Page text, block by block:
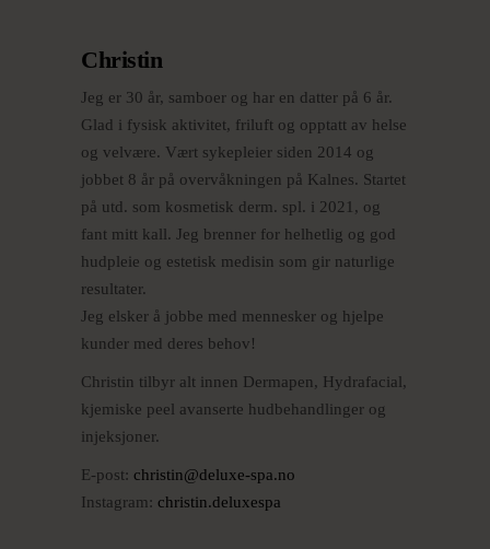
Christin
Jeg er 30 år, samboer og har en datter på 6 år.
Glad i fysisk aktivitet, friluft og opptatt av helse
og velvære. Vært sykepleier siden 2014 og
jobbet 8 år på overvåkningen på Kalnes. Startet
på utd. som kosmetisk derm. spl. i 2021, og
fant mitt kall. Jeg brenner for helhetlig og god
hudpleie og estetisk medisin som gir naturlige
resultater.
Jeg elsker å jobbe med mennesker og hjelpe
kunder med deres behov!
Christin tilbyr alt innen Dermapen, Hydrafacial,
kjemiske peel avanserte hudbehandlinger og
injeksjoner.
E-post: christin@deluxe-spa.no
Instagram: christin.deluxespa